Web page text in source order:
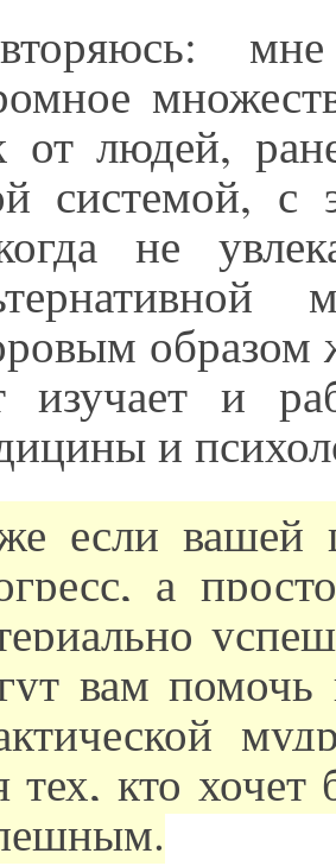
от людей,
системой, с
не
образом
изучает и
и
если вашей
а
вам помочь
тех, кто